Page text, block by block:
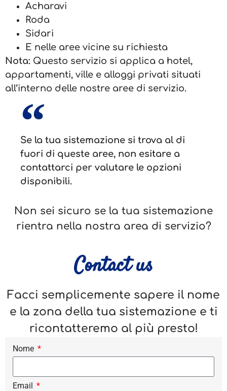
Acharavi
Roda
Sidari
E nelle aree vicine su richiesta
Nota: Questo servizio si applica a hotel,
appartamenti, ville e alloggi privati situati
all’interno delle nostre aree di servizio.
Se la tua sistemazione si trova al di
fuori di queste aree, non esitare a
contattarci per valutare le opzioni
disponibili.
Non sei sicuro se la tua sistemazione
rientra nella nostra area di servizio?
Contact us
Facci semplicemente sapere il nome
e la zona della tua sistemazione e ti
ricontatteremo al più presto!
Nome
Email